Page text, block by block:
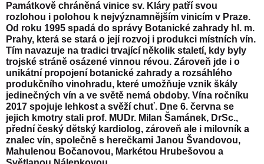
Památkově chráněná vinice sv. Kláry patří svou
rozlohou i polohou k nejvýznamnějším vinicím v Praze.
Od roku 1995 spadá do správy Botanické zahrady hl. m.
Prahy, která se stará o její rozvoj i produkci místních vín.
Tím navazuje na tradici trvající několik staletí, kdy byly
trojské stráně osázené vinnou révou. Zároveň jde i o
unikátní propojení botanické zahrady a rozsáhlého
produkčního vinohradu, které umožňuje vznik škály
jedinečných vín a ve světě nemá obdoby. Vína ročníku
2017 spojuje lehkost a svěží chuť. Dne 6. června se
jejich kmotry stali prof. MUDr. Milan Šamánek, DrSc.,
přední český dětský kardiolog, zároveň ale i milovník a
znalec vín, společně s herečkami Janou Švandovou,
Mahulenou Bočanovou, Markétou Hrubešovou a